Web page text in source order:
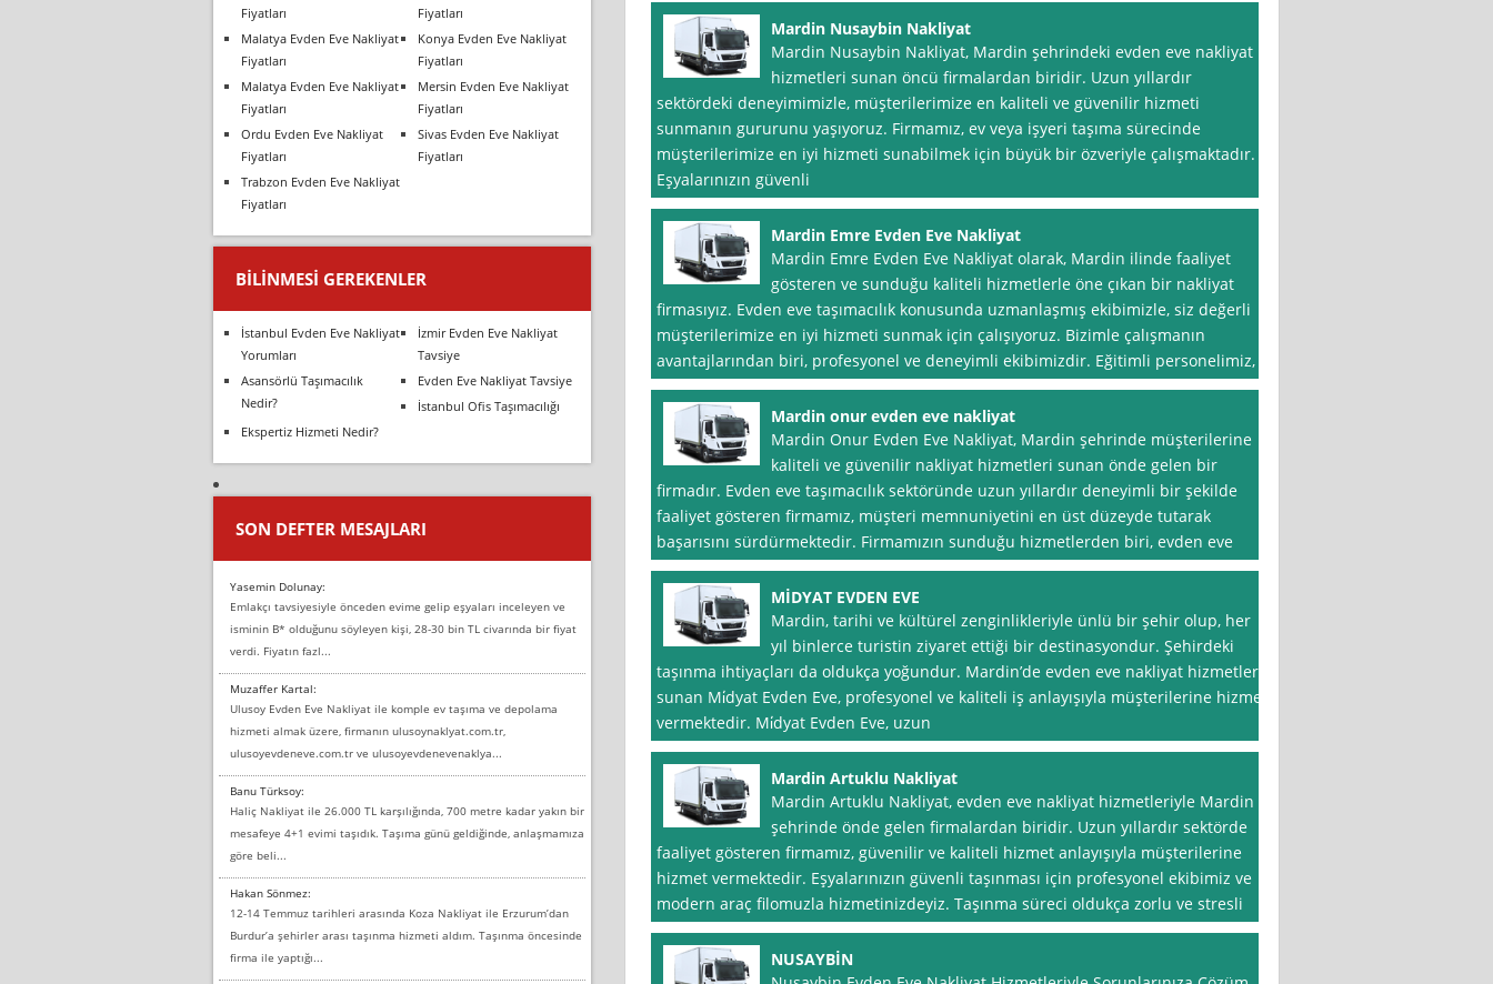
Mardin Nusaybin Nakliyat
Mardin Nusaybin Nakliyat, Mardin şehrindeki evden eve nakliyat
hizmetleri sunan öncü firmalardan biridir. Uzun yıllardır
sektördeki deneyimimizle, müşterilerimize en kaliteli ve güvenilir hizmeti
sunmanın gururunu yaşıyoruz. Firmamız, ev veya işyeri taşıma sürecinde
müşterilerimize en iyi hizmeti sunabilmek için büyük bir özveriyle çalışmaktadır.
Eşyalarınızın güvenli
Mardin Emre Evden Eve Nakliyat
Mardin Emre Evden Eve Nakliyat olarak, Mardin ilinde faaliyet
gösteren ve sunduğu kaliteli hizmetlerle öne çıkan bir nakliyat
firmasıyız. Evden eve taşımacılık konusunda uzmanlaşmış ekibimizle, siz değerli
müşterilerimize en iyi hizmeti sunmak için çalışıyoruz. Bizimle çalışmanın
avantajlarından biri, profesyonel ve deneyimli ekibimizdir. Eğitimli personelimiz,
Mardin onur evden eve nakliyat
Mardin Onur Evden Eve Nakliyat, Mardin şehrinde müşterilerine
kaliteli ve güvenilir nakliyat hizmetleri sunan önde gelen bir
firmadır. Evden eve taşımacılık sektöründe uzun yıllardır deneyimli bir şekilde
faaliyet gösteren firmamız, müşteri memnuniyetini en üst düzeyde tutarak
başarısını sürdürmektedir. Firmamızın sunduğu hizmetlerden biri, evden eve
MİDYAT EVDEN EVE
Mardin, tarihi ve kültürel zenginlikleriyle ünlü bir şehir olup, her
yıl binlerce turistin ziyaret ettiği bir destinasyondur. Şehirdeki
taşınma ihtiyaçları da oldukça yoğundur. Mardin’de evden eve nakliyat hizmetleri
sunan Mi̇dyat Evden Eve, profesyonel ve kaliteli iş anlayışıyla müşterilerine hizmet
vermektedir. Mi̇dyat Evden Eve, uzun
Mardin Artuklu Nakliyat
Mardin Artuklu Nakliyat, evden eve nakliyat hizmetleriyle Mardin
şehrinde önde gelen firmalardan biridir. Uzun yıllardır sektörde
faaliyet gösteren firmamız, güvenilir ve kaliteli hizmet anlayışıyla müşterilerine
hizmet vermektedir. Eşyalarınızın güvenli taşınması için profesyonel ekibimiz ve
modern araç filomuzla hizmetinizdeyiz. Taşınma süreci oldukça zorlu ve stresli
NUSAYBİN
Fiyatları
Fiyatları
Malatya Evden Eve Nakliyat
Fiyatları
Konya Evden Eve Nakliyat
Fiyatları
Malatya Evden Eve Nakliyat
Fiyatları
Mersin Evden Eve Nakliyat
Fiyatları
Ordu Evden Eve Nakliyat
Fiyatları
Sivas Evden Eve Nakliyat
Fiyatları
Trabzon Evden Eve Nakliyat
Fiyatları
BILINMESI GEREKENLER
İstanbul Evden Eve Nakliyat
Yorumları
İzmir Evden Eve Nakliyat
Tavsiye
Asansörlü Taşımacılık
Nedir?
Evden Eve Nakliyat Tavsiye
İstanbul Ofis Taşımacılığı
Ekspertiz Hizmeti Nedir?
SON DEFTER MESAJLARI
Yasemin Dolunay:
Emlakçı tavsiyesiyle önceden evime gelip eşyaları inceleyen ve
isminin B* olduğunu söyleyen kişi, 28-30 bin TL civarında bir fiyat
verdi. Fiyatın fazl...
Muzaffer Kartal:
Ulusoy Evden Eve Nakliyat ile komple ev taşıma ve depolama
hizmeti almak üzere, firmanın ulusoynaklyat.com.tr,
ulusoyevdeneve.com.tr ve ulusoyevdenevenaklya...
Banu Türksoy:
Haliç Nakliyat ile 26.000 TL karşılığında, 700 metre kadar yakın bir
mesafeye 4+1 evimi taşıdık. Taşıma günü geldiğinde, anlaşmamıza
göre beli...
Hakan Sönmez:
12-14 Temmuz tarihleri arasında Koza Nakliyat ile Erzurum’dan
Burdur’a şehirler arası taşınma hizmeti aldım. Taşınma öncesinde
firma ile yaptığı...